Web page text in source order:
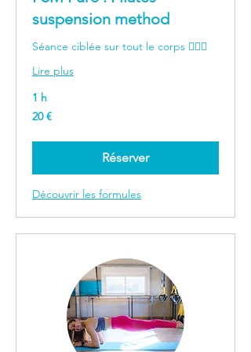
suspension method
Séance ciblée sur tout le corps 🤸🏻‍♀️
Lire plus
1 h
20
euros
20 €
Réserver
Découvrir les formules